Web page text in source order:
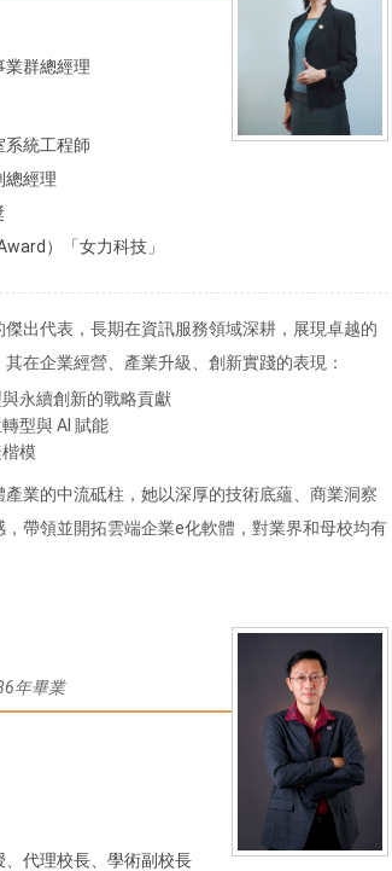
業群總經理
系統工程師
總經理
）「女力科技」
出代表，長期在資訊服務領域深耕，展現卓越的
在企業經營、產業升級、創新實踐的表現：
永續創新的戰略貢獻
型與 AI 賦能
模
業的中流砥柱，她以深厚的技術底蘊、商業洞察
帶領並開拓雲端企業e化軟體，對業界和母校均有
年畢業
代理校長、學術副校長